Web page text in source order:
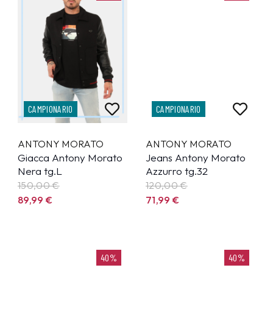
CAMPIONARIO
ANTONY MORATO
Giacca Antony Morato
Nera tg.L
150,00 €
89,99€
CAMPIONARIO
ANTONY MORATO
Jeans Antony Morato
Azzurro tg.32
120,00 €
71,99€
40% 40%